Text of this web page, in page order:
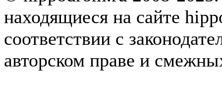
находящиеся на сайте
соответствии с
авторском праве и